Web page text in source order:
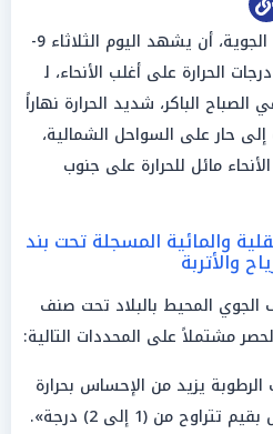
تتوقع الهيئة العامة للأرصاد الجوية، أن يشهد اليوم الثلاثاء 9-
درجات الحرارة على أغلب الأنحاء، ل​
الباكر، شديد الحرارة نهاراً
إلى حار على السواحل الشمالية،
مائل للحرارة على جنوب
والمائية المسجلة تحت بند
والأتربة
الجوي المحيط بالبلاد تحت صنف
مشتملاً على المحددات التالية:
يزيد من الإحساس بحرارة
من (1 إلى 2) درجة».